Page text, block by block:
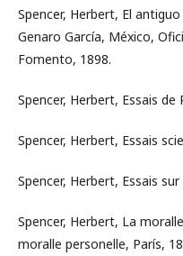
Spencer, Herbert, El
Genaro García, México,
Fomento, 1898.
Spencer, Herbert, Essais de
Spencer, Herbert, Essais
Spencer, Herbert, Essais
Spencer, Herbert, La
moralle personelle, París,